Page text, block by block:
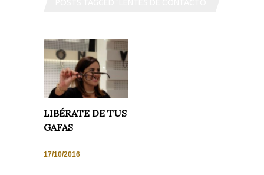
LIBÉRATE DE TUS
GAFAS
17/10/2016